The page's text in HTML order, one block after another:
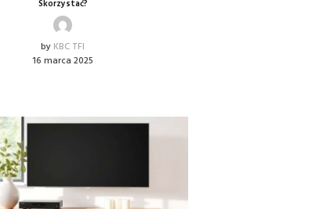
Skorzystać?
by KBC TFI
16 marca 2025